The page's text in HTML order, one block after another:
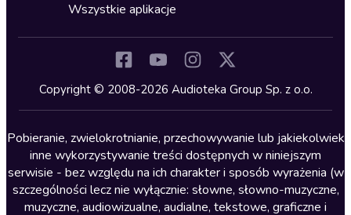
Kryminały
Lektury szkolne
Literatura anglojęzyczna
Literatura faktu
Literatura obyczajowa
Wszystkie aplikacje
Copyright © 2008-2026 Audioteka Group Sp. z o.o.
Pobieranie, zwielokrotnianie, przechowywanie lub jakiekolwiek
inne wykorzystywanie treści dostępnych w niniejszym
serwisie - bez względu na ich charakter i sposób wyrażenia (w
szczególności lecz nie wyłącznie: słowne, słowno-muzyczne,
muzyczne, audiowizualne, audialne, tekstowe, graficzne i